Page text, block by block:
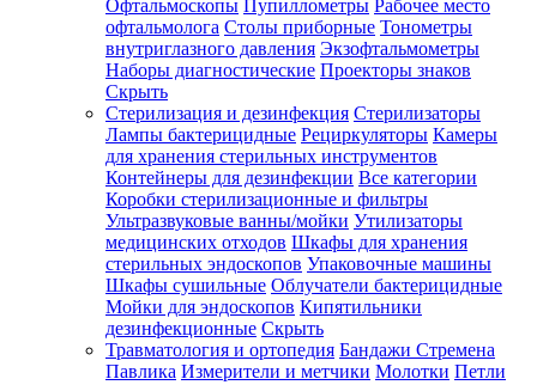
Офтальмоскопы Пупиллометры Рабочее место
офтальмолога Столы приборные Тонометры
внутриглазного давления Экзофтальмометры
Наборы диагностические Проекторы знаков
Скрыть
Стерилизация и дезинфекция Стерилизаторы
Лампы бактерицидные Рециркуляторы Камеры
для хранения стерильных инструментов
Контейнеры для дезинфекции Все категории
Коробки стерилизационные и фильтры
Ультразвуковые ванны/мойки Утилизаторы
медицинских отходов Шкафы для хранения
стерильных эндоскопов Упаковочные машины
Шкафы сушильные Облучатели бактерицидные
Мойки для эндоскопов Кипятильники
дезинфекционные Скрыть
Травматология и ортопедия Бандажи Стремена
Павлика Измерители и метчики Молотки Петли